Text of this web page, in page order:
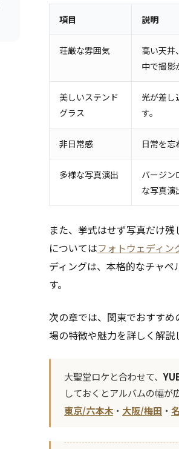
項目 説明
荘厳な雰囲気
高い天井
中で撮影
美しいステンド
グラス
光が差し
す。
非日常感 日常を忘
多様な写真演出
バージン
な写真演
また、挙式はせず写真だけ
についてはフォトウェディン
ディングは、本格的なチャ
す。
次の章では、関東でおすす
場の特徴や魅力を詳しく解説
大聖堂ロケと合わせて、
しておくとアルバムの幅が
東京/六本木 ・ 大阪/梅田 ・